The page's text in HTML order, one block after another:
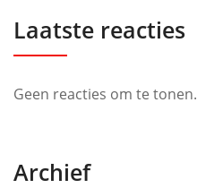
Laatste reacties
Geen reacties om te tonen.
Archief